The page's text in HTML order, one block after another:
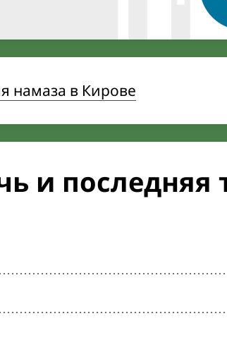
намаза в Кирове
и последняя